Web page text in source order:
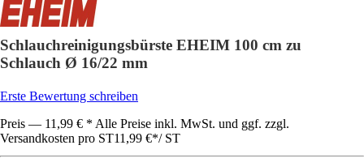
Schlauchreinigungsbürste EHEIM 100 cm zu
Schlauch Ø 16/22 mm
Erste Bewertung schreiben
Preis — 11,99 € * Alle Preise inkl. MwSt. und ggf. zzgl.
Versandkosten pro ST11,99 €*/ ST